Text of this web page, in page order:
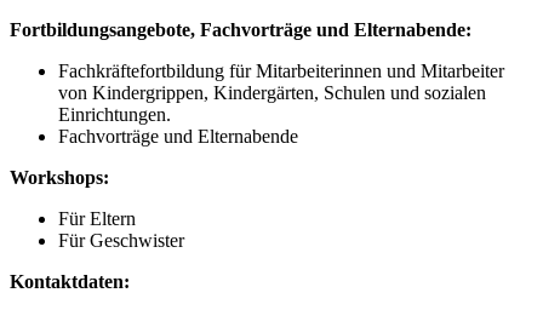
Fortbildungsangebote, Fachvorträge und Elternabende:
Fachkräftefortbildung für Mitarbeiterinnen und Mitarbeiter
von Kindergrippen, Kindergärten, Schulen und sozialen
Einrichtungen.
Fachvorträge und Elternabende
Workshops:
Für Eltern
Für Geschwister
Kontaktdaten: